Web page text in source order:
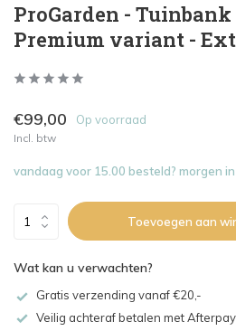
ProGarden -
Premium variant -
€99,00 Op voorraad
Incl. btw
vandaag voor 15.00 besteld? morgen in
Toevoegen aan
Wat kan u verwachten?
Gratis verzending vanaf €20,-
Veilig achteraf betalen met Afterpay